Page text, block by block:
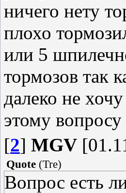
ничего нету
плохо
или 5
тормозов так
далеко не
этому
[2] MGV
Quote (Tre)
Вопрос есть